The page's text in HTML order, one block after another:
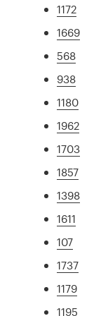
1172
1669
568
938
1180
1962
1703
1857
1398
1611
107
1737
1179
1195